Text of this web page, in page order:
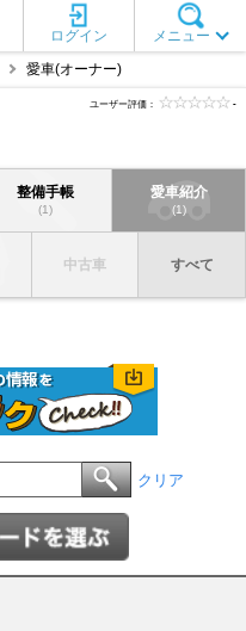
メニュー
ログイン
愛車(オーナー)
ユーザー評価： -
整備手帳
(1)
愛車紹介
(1)
中古車 すべて
クリア